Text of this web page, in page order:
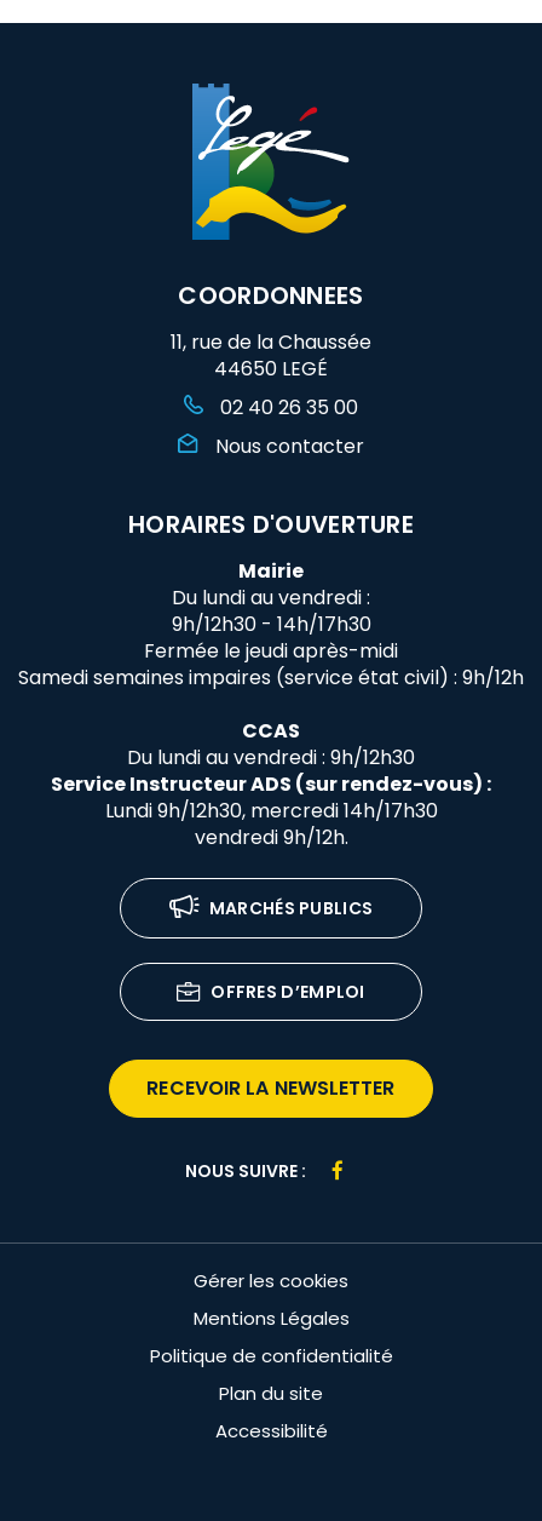
Facebook
Twitteremail
COORDONNEES
11, rue de la Chaussée
44650 LEGÉ
02 40 26 35 00
Nous contacter
HORAIRES D'OUVERTURE
Mairie
Du lundi au vendredi :
9h/12h30 - 14h/17h30
Fermée le jeudi après-midi
Samedi semaines impaires (service état civil) : 9h/12h
CCAS
Du lundi au vendredi : 9h/12h30
Service Instructeur ADS (sur rendez-vous) :
Lundi 9h/12h30, mercredi 14h/17h30
vendredi 9h/12h.
MARCHÉS PUBLICS
OFFRES D’EMPLOI
RECEVOIR LA NEWSLETTER
NOUS SUIVRE :
Gérer les cookies
Mentions Légales
Politique de confidentialité
Plan du site
Accessibilité